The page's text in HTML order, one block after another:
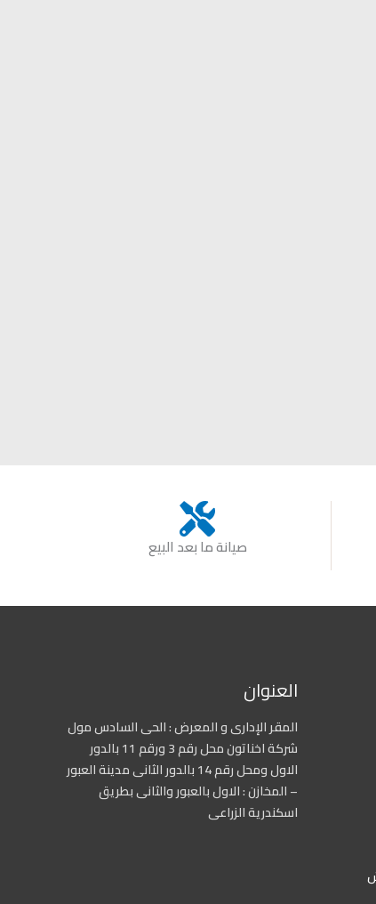
صيانة ما بعد البيع
العنوان
المقر الإدارى و المعرض : الحى السادس مول
شركة اخناتون محل رقم 3 ورقم 11 بالدور
الاول ومحل رقم 14 بالدور الثانى مدينة العبور
– المخازن : الاول بالعبور والثانى بطريق
اسكندرية الزراعى